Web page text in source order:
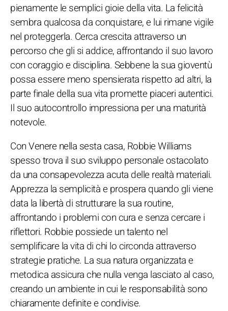
pienamente le semplici gioie della vita. La felicità
sembra qualcosa da conquistare, e lui rimane vigile
nel proteggerla. Cerca crescita attraverso un
percorso che gli si addice, affrontando il suo lavoro
con coraggio e disciplina. Sebbene la sua gioventù
possa essere meno spensierata rispetto ad altri, la
parte finale della sua vita promette piaceri autentici.
Il suo autocontrollo impressiona per una maturità
notevole.
Con Venere nella sesta casa, Robbie Williams
spesso trova il suo sviluppo personale ostacolato
da una consapevolezza acuta delle realtà materiali.
Apprezza la semplicità e prospera quando gli viene
data la libertà di strutturare la sua routine,
affrontando i problemi con cura e senza cercare i
riflettori. Robbie possiede un talento nel
semplificare la vita di chi lo circonda attraverso
strategie pratiche. La sua natura organizzata e
metodica assicura che nulla venga lasciato al caso,
creando un ambiente in cui le responsabilità sono
chiaramente definite e condivise.